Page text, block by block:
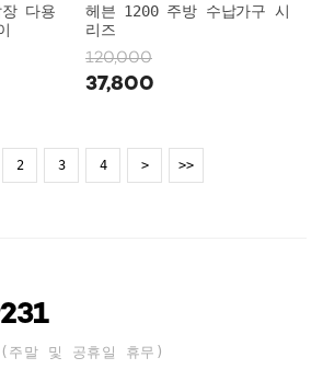
다용
헤븐 1200 주방 수납가구 시
리즈
120,000
37,800
2 3 4 > >>
말 및 공휴일 휴무)